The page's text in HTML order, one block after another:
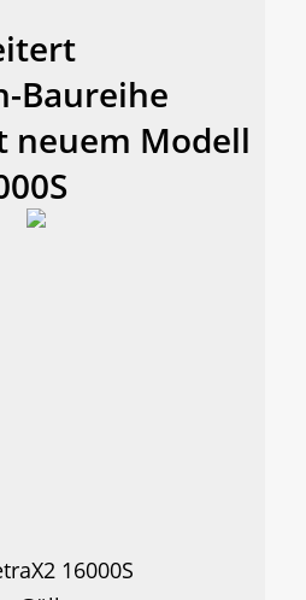
Baureihe
neuem Modell
16000S